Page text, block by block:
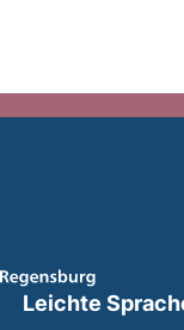
Leichte